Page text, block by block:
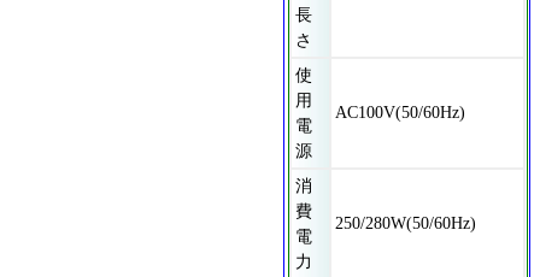
長
さ
使
用
電
源
AC100V(50/60Hz)
消
費
電
力
250/280W(50/60Hz)